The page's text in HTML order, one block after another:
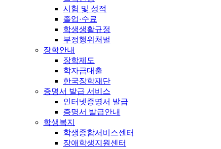
시험 및 성적
졸업·수료
학생생활규정
부정행위처벌
장학안내
장학제도
학자금대출
한국장학재단
증명서 발급 서비스
인터넷증명서 발급
증명서 발급안내
학생복지
학생종합서비스센터
장애학생지원센터